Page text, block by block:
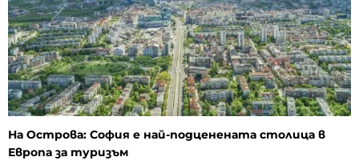
На Острова: София е най-подценената столица в
Европа за туризъм